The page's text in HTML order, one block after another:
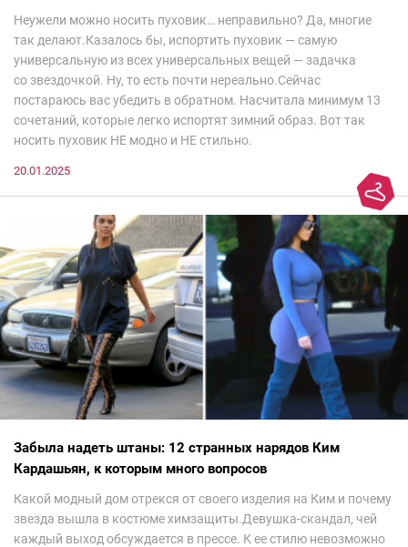
Неужели можно носить пуховик… неправильно? Да, многие
так делают.Казалось бы, испортить пуховик — самую
универсальную из всех универсальных вещей — задачка
со звездочкой. Ну, то есть почти нереально.Сейчас
постараюсь вас убедить в обратном. Насчитала минимум 13
сочетаний, которые легко испортят зимний образ. Вот так
носить пуховик НЕ модно и НЕ стильно.
20.01.2025
Забыла надеть штаны: 12 странных нарядов Ким
Кардашьян, к которым много вопросов
Какой модный дом отрекся от своего изделия на Ким и почему
звезда вышла в костюме химзащиты.Девушка-скандал, чей
каждый выход обсуждается в прессе. К ее стилю невозможно